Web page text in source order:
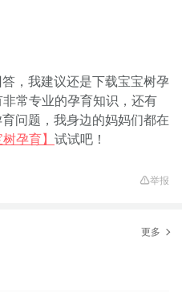
，我建议还是下载宝宝树孕
常专业的孕育知识，还有
问题，我身边的妈妈们都在
孕育】 试试吧！
举报
更多